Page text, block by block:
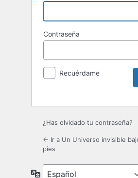
Contraseña
Recuérdame
¿Has olvidado tu contraseña?
← Ir a Un Universo invisible
pies
Idioma